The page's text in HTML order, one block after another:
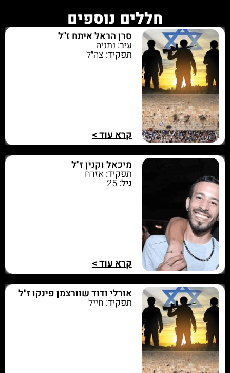
חללים נוספים
סרן הראל איתח ז"ל
עיר: נתניה
תפקיד: צה״ל
קרא עוד >
מיכאל וקנין ז"ל
תפקיד: אזרח
גיל:25
קרא עוד >
אורלי ודוד שוורצמן פינקו ז"ל
תפקיד: חייל